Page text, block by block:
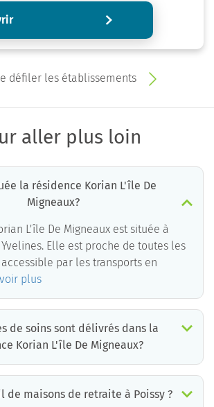
défiler les établissements
aller plus loin
la résidence Korian L'île De
Migneaux?
L'île De Migneaux est située à
Elle est proche de toutes les
par les transports en
plus
de soins sont délivrés dans la
Korian L'île De Migneaux?
de maisons de retraite à Poissy ?